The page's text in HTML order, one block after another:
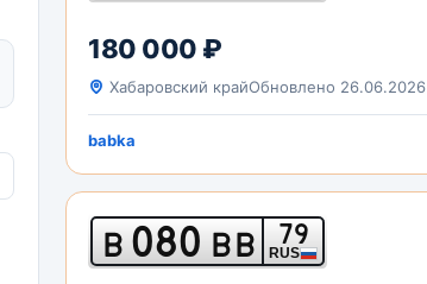
180 000 ₽
Хабаровский крайОбновлено 26.06.2026
babka
В 080 ВВ 79
RUS